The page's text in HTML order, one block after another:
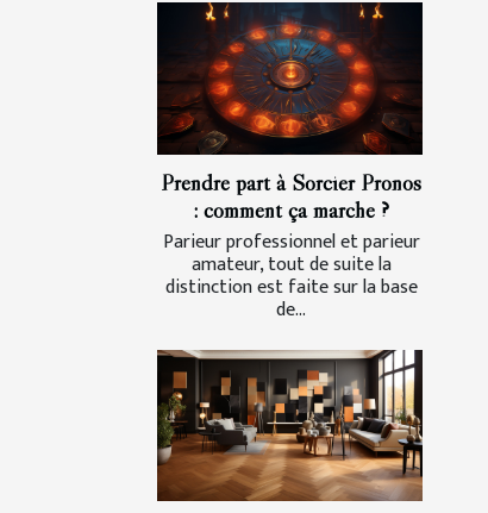
Prendre part à Sorcier Pronos
: comment ça marche ?
Parieur professionnel et parieur
amateur, tout de suite la
distinction est faite sur la base
de...